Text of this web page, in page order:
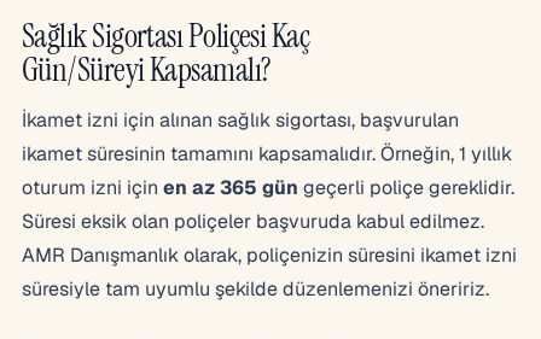
Sağlık Sigortası Poliçesi Kaç
Gün/Süreyi Kapsamalı?
İkamet izni için alınan sağlık sigortası, başvurulan
ikamet süresinin tamamını kapsamalıdır. Örneğin, 1 yıllık
oturum izni için en az 365 gün geçerli poliçe gereklidir.
Süresi eksik olan poliçeler başvuruda kabul edilmez.
AMR Danışmanlık olarak, poliçenizin süresini ikamet izni
süresiyle tam uyumlu şekilde düzenlemenizi öneririz.